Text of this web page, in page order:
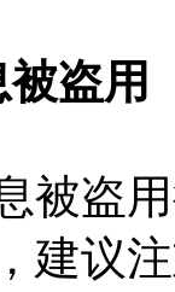
盗用
被盗
建议